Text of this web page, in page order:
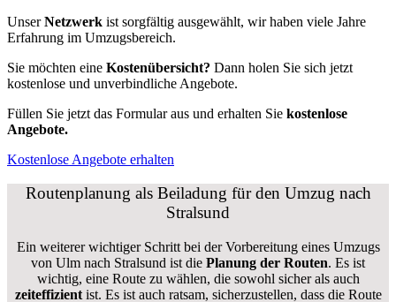
UnserNetzwerk ist sorgfältig ausgewählt, wir haben viele Jahre
Erfahrung im Umzugsbereich.
Sie möchten eine Kostenübersicht? Dann holen Sie sich jetzt
kostenlose und unverbindliche Angebote.
Füllen Sie jetzt das Formular aus und erhalten Sie kostenlose
Angebote.
Kostenlose Angebote erhalten
Routenplanung als Beiladung für den Umzug nach
Stralsund
Ein weiterer wichtiger Schritt bei der Vorbereitung eines Umzugs
von Ulm nach Stralsund ist die Planung der Routen. Es ist
wichtig, eine Route zu wählen, die sowohl sicher als auch
zeiteffizientist. Es ist auch ratsam, sicherzustellen, dass die Route